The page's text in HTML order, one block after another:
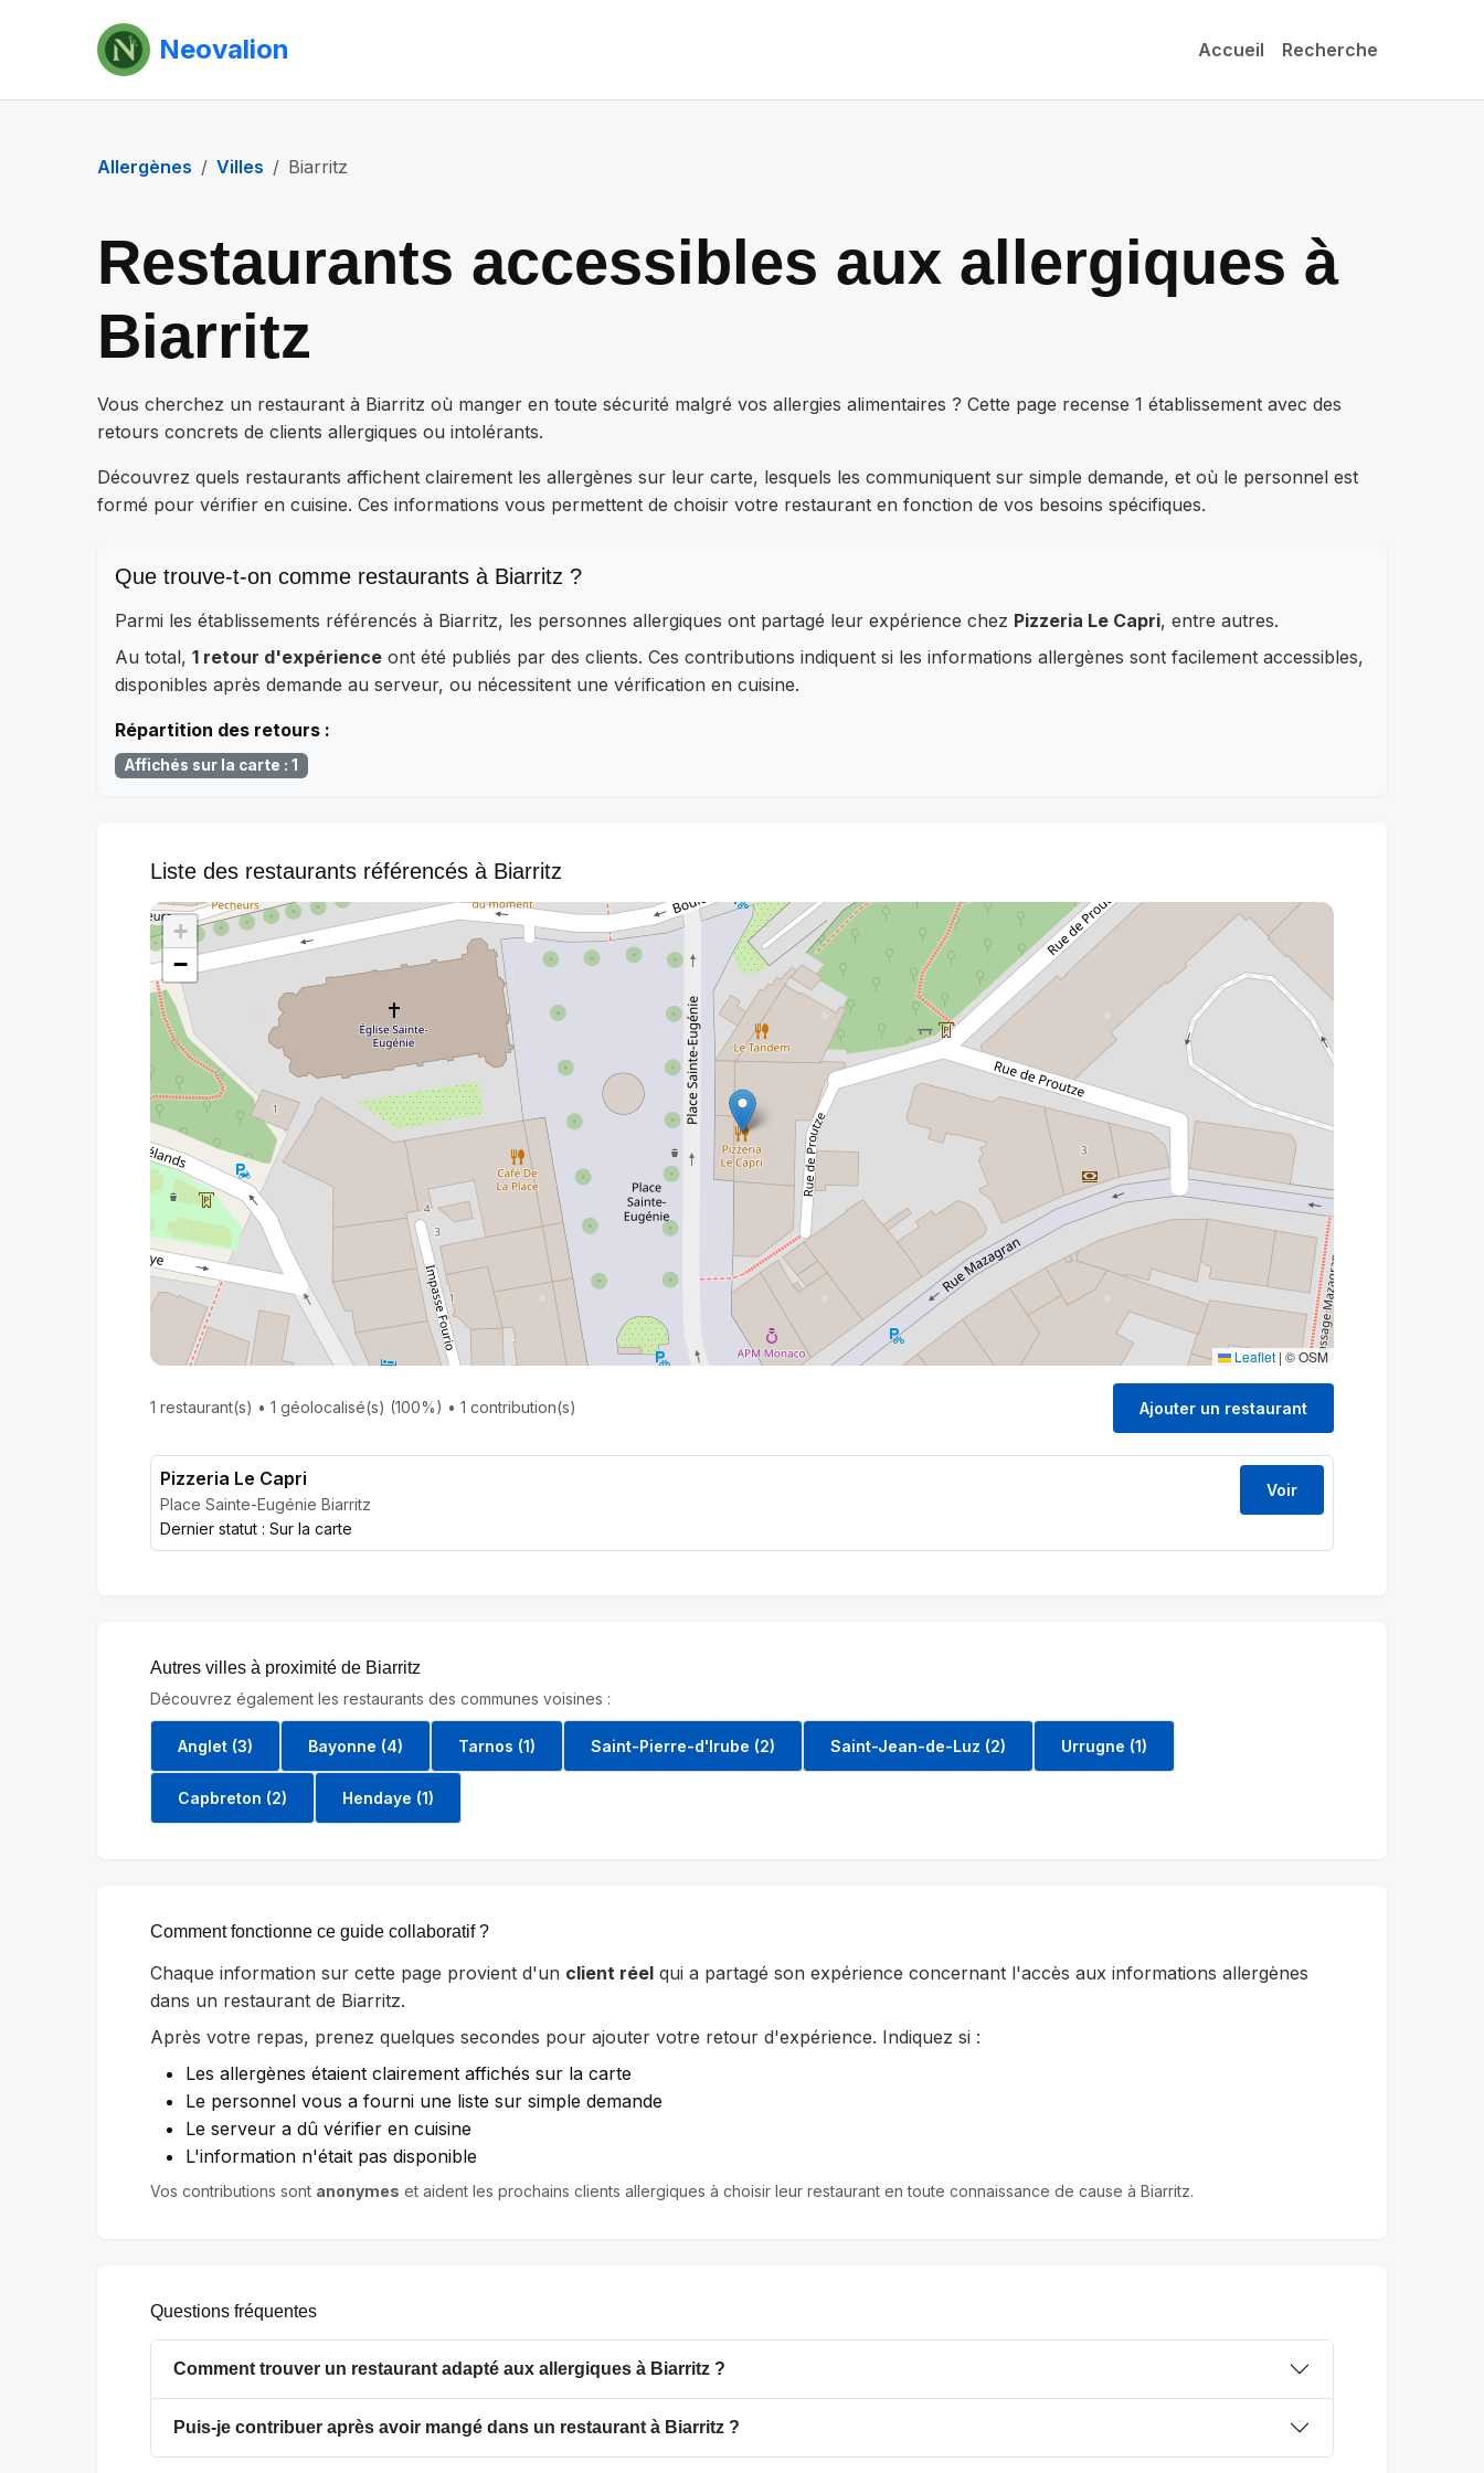
Neovalion Accueil Recherche
Allergènes Villes Biarritz
Restaurants accessibles aux allergiques à
Biarritz
Vous cherchez un restaurant à Biarritz où manger en toute sécurité malgré vos allergies alimentaires ? Cette page recense 1 établissement avec des
retours concrets de clients allergiques ou intolérants.
Découvrez quels restaurants affichent clairement les allergènes sur leur carte, lesquels les communiquent sur simple demande, et où le personnel est
formé pour vérifier en cuisine. Ces informations vous permettent de choisir votre restaurant en fonction de vos besoins spécifiques.
Que trouve-t-on comme restaurants à Biarritz ?
Parmi les établissements référencés à Biarritz, les personnes allergiques ont partagé leur expérience chez Pizzeria Le Capri, entre autres.
Au total, 1 retour d'expérience ont été publiés par des clients. Ces contributions indiquent si les informations allergènes sont facilement accessibles,
disponibles après demande au serveur, ou nécessitent une vérification en cuisine.
Répartition des retours :
Affichés sur la carte : 1
Liste des restaurants référencés à Biarritz
+
−
Leaflet | © OSM
1 restaurant(s) • 1 géolocalisé(s) (100%) • 1 contribution(s) Ajouter un restaurant
Pizzeria Le Capri
Place Sainte-Eugénie Biarritz
Dernier statut : Sur la carte
Voir
Autres villes à proximité de Biarritz
Découvrez également les restaurants des communes voisines :
Anglet (3) Bayonne (4) Tarnos (1) Saint-Pierre-d'Irube (2) Saint-Jean-de-Luz (2) Urrugne (1)
Capbreton (2) Hendaye (1)
Comment fonctionne ce guide collaboratif ?
Chaque information sur cette page provient d'un client réel qui a partagé son expérience concernant l'accès aux informations allergènes
dans un restaurant de Biarritz.
Après votre repas, prenez quelques secondes pour ajouter votre retour d'expérience. Indiquez si :
Les allergènes étaient clairement affichés sur la carte
Le personnel vous a fourni une liste sur simple demande
Le serveur a dû vérifier en cuisine
L'information n'était pas disponible
Vos contributions sont anonymes et aident les prochains clients allergiques à choisir leur restaurant en toute connaissance de cause à Biarritz.
Questions fréquentes
Comment trouver un restaurant adapté aux allergiques à Biarritz ?
Puis-je contribuer après avoir mangé dans un restaurant à Biarritz ?